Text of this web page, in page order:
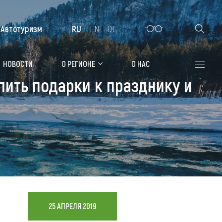
Алтайская зимовка
Где остановиться
Санатории
Гостиницы, отели
Коттеджи, базы
Сельские усадьбы
Мотели, придорожные отели
НОВОСТИ О РЕГИОНЕ О НАС
Автотуризм RU EN DE
подарки к празднику и
25 АПРЕЛЯ 2019